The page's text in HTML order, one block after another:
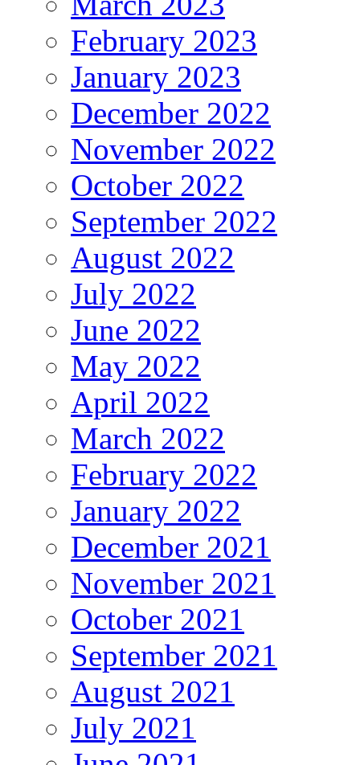
February 2023
January 2023
December 2022
November 2022
October 2022
September 2022
August 2022
July 2022
June 2022
May 2022
April 2022
March 2022
February 2022
January 2022
December 2021
November 2021
October 2021
September 2021
August 2021
July 2021